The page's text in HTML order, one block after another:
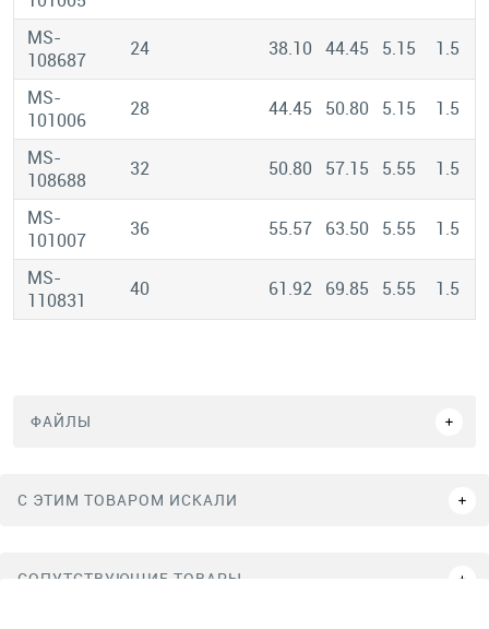
MS-
108687
24 38.10 44.45 5.15 1.5
MS-
101006
28 44.45 50.80 5.15 1.5
MS-
108688
32 50.80 57.15 5.55 1.5
MS-
101007
36 55.57 63.50 5.55 1.5
MS-
110831
40 61.92 69.85 5.55 1.5
ФАЙЛЫ
C ЭТИМ ТОВАРОМ ИСКАЛИ
СОПУТСТВУЮЩИЕ ТОВАРЫ